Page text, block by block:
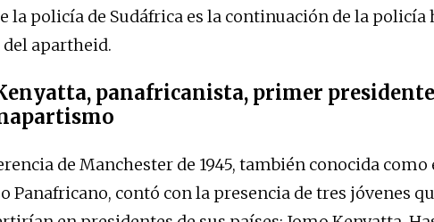
la policía de Sudáfrica es la continuación de la policía
del apartheid.
panafricanista, primer
de Manchester de 1945, también conocida como
Panafricano, contó con la presencia de tres jóvenes